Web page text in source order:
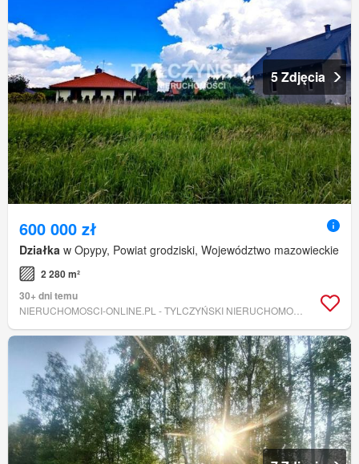
5 Zdjęcia
600 000 zł
Działka w Opypy, Powiat grodziski, Województwo mazowieckie
2 280 m²
30+ dni temu